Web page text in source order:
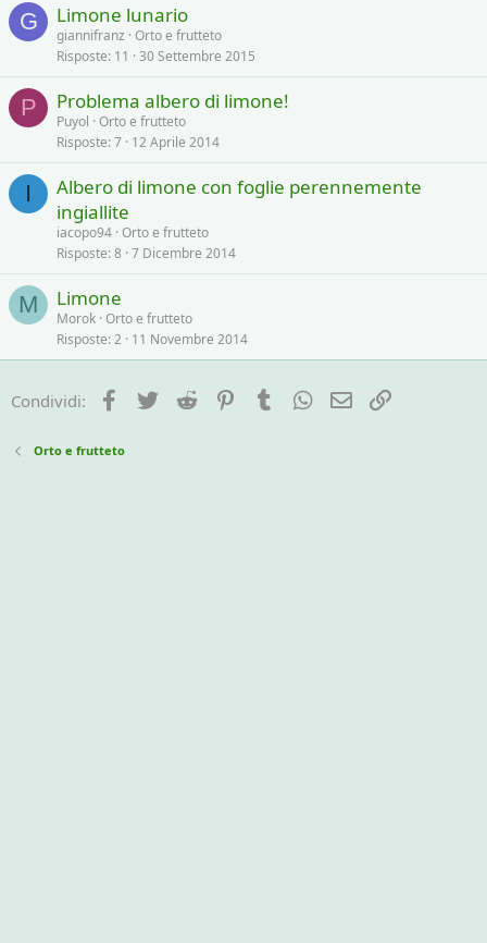
G Limone lunario
giannifranz Orto e frutteto
Risposte 11 30 Settembre 2015
P Problema albero di limone!
Puyol Orto e frutteto
Risposte 7 12 Aprile 2014
I
Albero di limone con foglie perennemente
ingiallite
iacopo94 Orto e frutteto
Risposte 8 7 Dicembre 2014
M Limone
Morok Orto e frutteto
Risposte 2 11 Novembre 2014
Condividi: Facebook
Twitter Reddit PinterestTumblrWhatsApp
e-mail
Orto e frutteto